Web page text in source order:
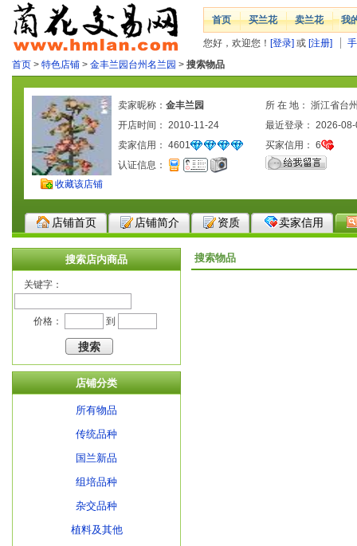
首页 买兰花 卖兰花 我
您好，欢迎您！ [登录] 或 [注册]
首页 > 特色店铺 > 金丰兰园台州名兰园 > 搜索物品
收藏该店铺
卖家昵称： 金丰兰园
所 在 地： 浙江省台
开店时间： 2010-11-24
最近登录： 2026-
卖家信用： 4601 买家信用： 6
认证信息：
店铺首页 店铺简介 资质 卖家信用
搜索店内商品
关键字：
价格： 到
店铺分类
所有物品
传统品种
国兰新品
组培品种
杂交品种
植料及其他
搜索物品